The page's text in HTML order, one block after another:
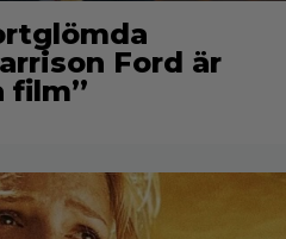
Ford är
film”